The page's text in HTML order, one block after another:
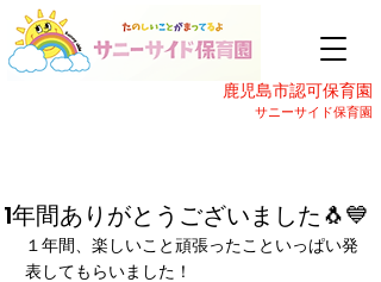
鹿児島市認可保育園
サニーサイド保育園
1年間ありがとうございました🐧💙
１年間、楽しいこと頑張ったこといっぱい発
表してもらいました！